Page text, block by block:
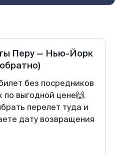
Перу— Нью-Йорк
без посредников
выгодной цене🙌.
перелет туда и
дату возвращения